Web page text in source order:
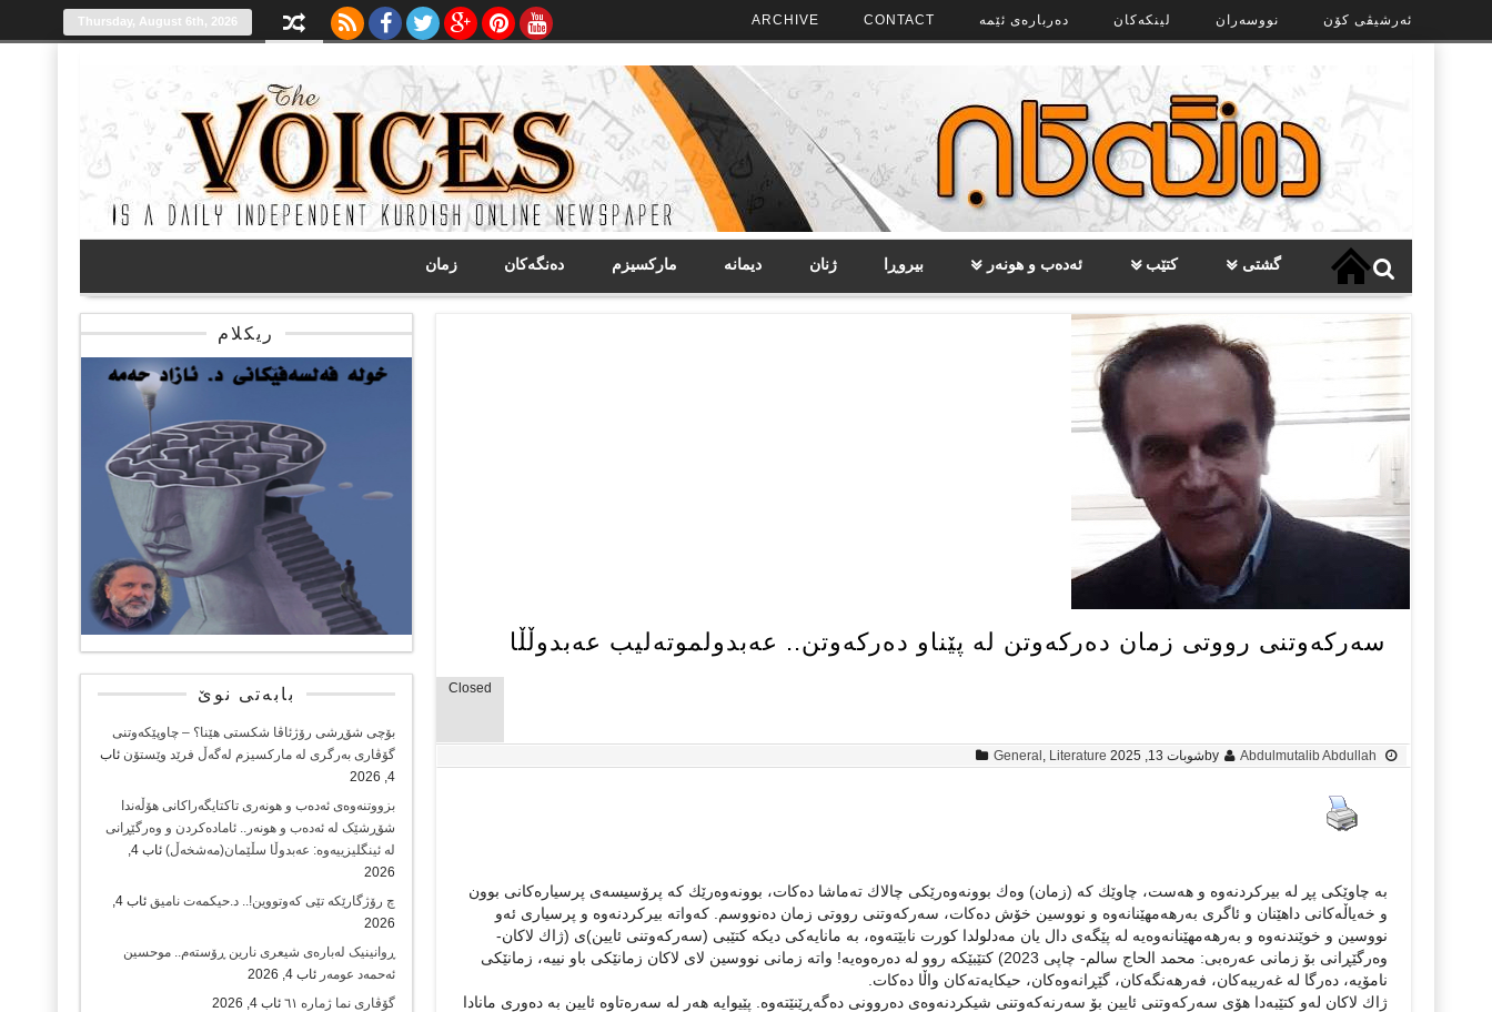
ئەرشیڤی کۆن نووسەران لینکەکان دەربارەی ئێمە CONTACT
ARCHIVE
Thursday, August 6th, 2026
گشتی کتێب ئەدەب و هونەر بیروڕا ژنان دیمانە مارکسیزم دەنگەکان زمان
سەركەوتنی رووتی زمان دەركەوتن لە پێناو دەركەوتن.. عەبدولموتەلیب عەبدوڵڵا
Closed
by Abdulmutalib Abdullah شوبات 13, 2025 General , Literature
بە چاوێكی پڕ لە بیركردنەوە و هەست، چاوێك كە (زمان) وەك بوونەوەرێكی چالاك تەماشا دەكات، بوونەوەرێك كە پرۆسیسەی پرسیارەكانی بوون
و خەیاڵەكانی داهێنان و ئاگری بەرهەمهێنانەوە و نووسین خۆش دەكات، سەركەوتنی رووتی زمان دەنووسم. كەواتە بیركردنەوە و پرسیاری ئەو
نووسین و خوێندنەوە و بەرهەمهێنانەوەیە لە پێگەی دال یان مەدلولدا كورت نابێتەوە، بە مانایەكی دیكە کتێبی (سەركەوتنی ئایین)ی (ژاك لاكان-
وەرگێڕانی بۆ زمانی عەرەبی: محمد الحاج سالم- چاپی 2023) كتێبێكە روو لە دەرەوەیە! واتە زمانی نووسین لای لاكان زمانێكی باو نییە، زمانێكی
نامۆیە، دەرگا لە غەریبەكان، فەرهەنگەكان، گێڕانەوەكان، حیكایەتەكان واڵا دەكات.
ژاك لاكان لەو كتێبەدا هۆی سەركەوتنی ئایین بۆ سەرنەكەوتنی شیكردنەوەی دەروونی دەگەڕێنێتەوە. پێیوایە هەر لە سەرەتاوە ئایین بە دەوری مانادا
ریکلام
بابەتی نوێ
بۆچی شۆڕشی رۆژئاڤا شکستی هێنا؟ – چاوپێکەوتنی
گۆڤاری بەرگری لە مارکسیزم لەگەڵ فرێد وێستۆن ئاب
4, 2026
بزووتنەوەی ئەدەب و هونەری تاکتایگەراکانی هۆڵەندا
شۆڕشێک لە ئەدەب و هونەر.. ئامادەکردن و وەرگێڕانی
لە ئینگلیزییەوە: عەبدوڵا سڵێمان(مەشخەڵ)
ئاب 4,
2026
چ رۆژگارێکە تێی کەوتووین!.. د.حیکمەت نامیق
ئاب 4,
2026
ڕوانینیک لەبارەى شیعرى نارین ڕۆستەم.. موحسین
ئەحمەد عومەر ئاب 4, 2026
گۆڤاری نما ژمارە ٦١
ئاب 4, 2026